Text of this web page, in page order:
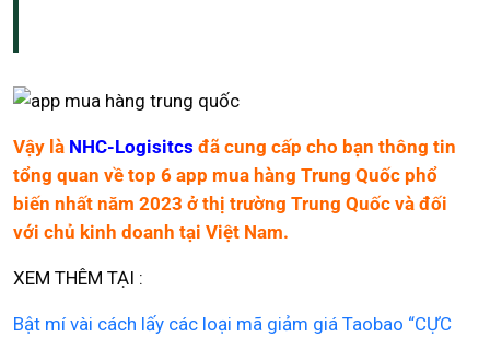
Vậy là NHC-Logisitcs đã cung cấp cho bạn thông tin
tổng quan về top 6 app mua hàng Trung Quốc phổ
biến nhất năm 2023 ở thị trường Trung Quốc và đối
với chủ kinh doanh tại Việt Nam.
XEM THÊM TẠI :
Bật mí vài cách lấy các loại mã giảm giá Taobao “CỰC